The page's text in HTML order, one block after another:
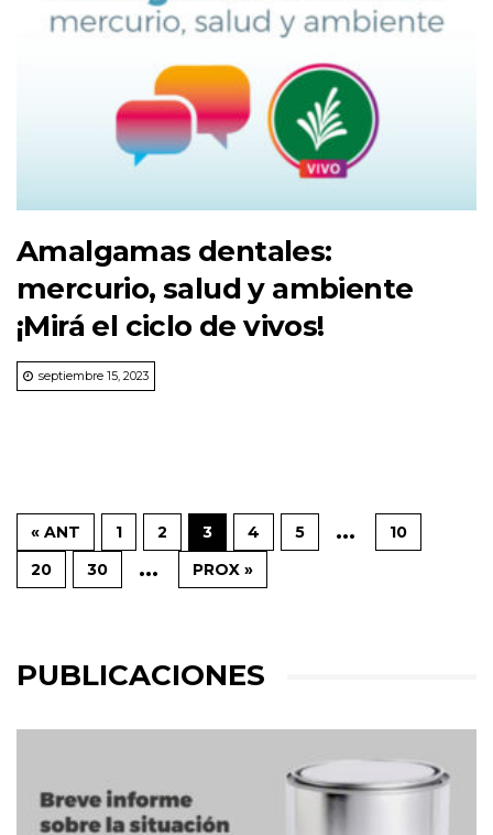
Amalgamas dentales:
mercurio, salud y ambiente
¡Mirá el ciclo de vivos!
septiembre 15, 2023
« ANT 1 2 3 4 5 ...
10
20
30 ... PROX »
PUBLICACIONES